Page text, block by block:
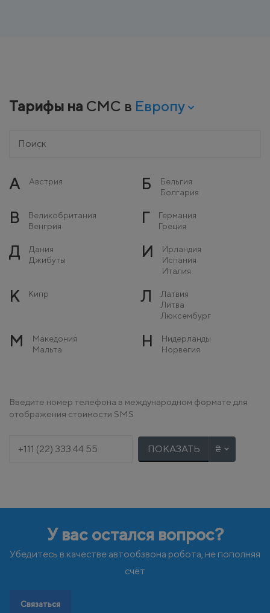
Тарифы на СМС в Европу
А Австрия Б
Бельгия
Болгария
В
Великобритания
Венгрия
Г
Германия
Греция
Д
Дания
Джибуты
И
Ирландия
Испания
Италия
К Кипр Л
Латвия
Литва
Люксембург
М
Македония
Мальта
Н
Нидерланды
Норвегия
О П
Португалия
Словакия
Словения
Черногория
Ш
Швейцария
Швеция
Введите номер телефона в международном формате для
отображения стоимости SMS
ПОКАЗАТЬ
У вас остался вопрос?
Убедитесь в качестве автообзвона робота, не пополняя
счёт
Связаться